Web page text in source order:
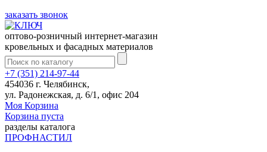
заказать звонок
оптово-розничный интернет-магазин
кровельных и фасадных материалов
+7 (351) 214-97-44
454036 г. Челябинск,
ул. Радонежская, д. 6/1, офис 204
Моя Корзина
Корзина пуста
разделы каталога
ПРОФНАСТИЛ